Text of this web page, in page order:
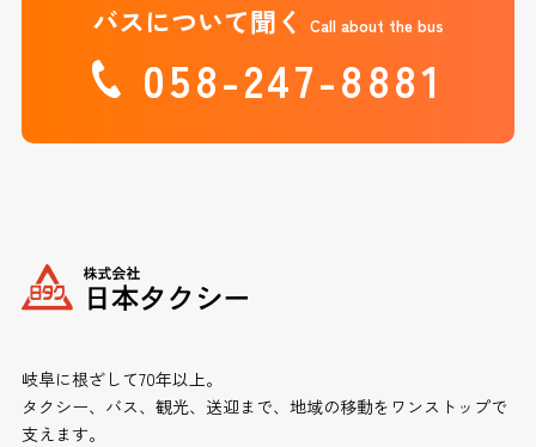
バスについて聞く Call about the bus
058-247-8881
岐阜に根ざして70年以上。
タクシー、バス、観光、送迎まで、地域の移動をワンストップで
支えます。